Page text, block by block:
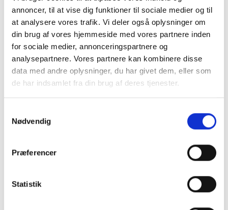
annoncer, til at vise dig funktioner til sociale medier og til
at analysere vores trafik. Vi deler også oplysninger om
din brug af vores hjemmeside med vores partnere inden
for sociale medier, annonceringspartnere og
analysepartnere. Vores partnere kan kombinere disse
data med andre oplysninger, du har givet dem, eller som
de har indsamlet fra din brug af deres tjenester.
Nødvendig
Præferencer
Statistik
Køb trygt hos